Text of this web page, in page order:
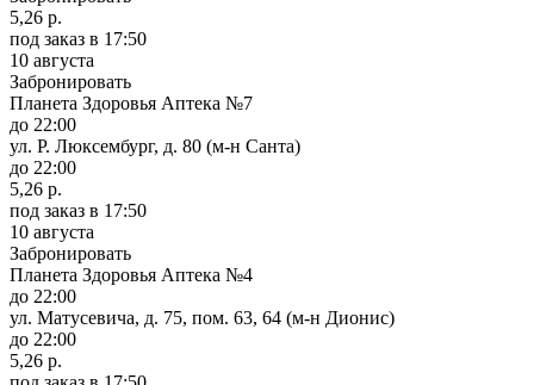
5,26 р.
под заказ в 17:50
10 августа
Забронировать
Планета Здоровья Аптека №7
до 22:00
ул. Р. Люксембург, д. 80 (м-н Санта)
до 22:00
5,26 р.
под заказ в 17:50
10 августа
Забронировать
Планета Здоровья Аптека №4
до 22:00
ул. Матусевича, д. 75, пом. 63, 64 (м-н Дионис)
до 22:00
5,26 р.